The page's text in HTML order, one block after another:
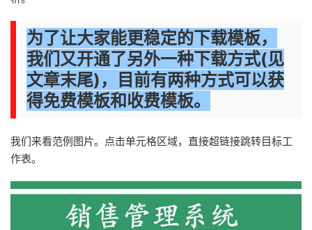
为了让大家能更稳定的下载模板，
我们又开通了另外一种下载方式(见
文章末尾)，目前有两种方式可以获
得免费模板和收费模板。
我们来看范例图片。点击单元格区域，直接超链接跳转目标工
作表。